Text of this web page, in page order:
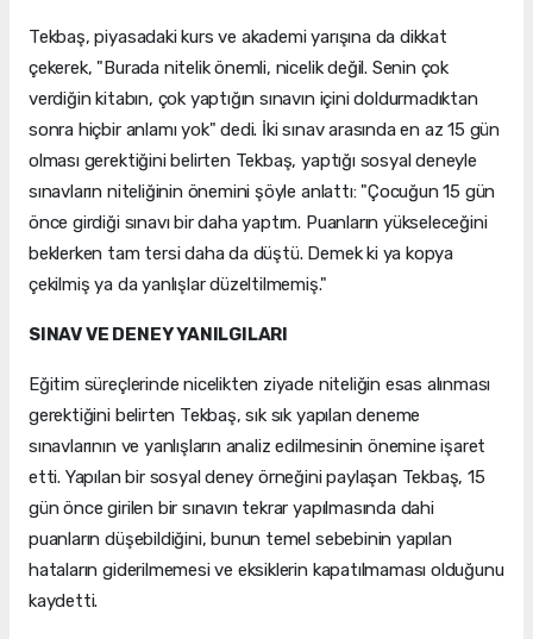
Tekbaş, piyasadaki kurs ve akademi yarışına da dikkat
çekerek, "Burada nitelik önemli, nicelik değil. Senin çok
verdiğin kitabın, çok yaptığın sınavın içini doldurmadıktan
sonra hiçbir anlamı yok" dedi. İki sınav arasında en az 15 gün
olması gerektiğini belirten Tekbaş, yaptığı sosyal deneyle
sınavların niteliğinin önemini şöyle anlattı: "Çocuğun 15 gün
önce girdiği sınavı bir daha yaptım. Puanların yükseleceğini
beklerken tam tersi daha da düştü. Demek ki ya kopya
çekilmiş ya da yanlışlar düzeltilmemiş."
SINAV VE DENEY YANILGILARI
Eğitim süreçlerinde nicelikten ziyade niteliğin esas alınması
gerektiğini belirten Tekbaş, sık sık yapılan deneme
sınavlarının ve yanlışların analiz edilmesinin önemine işaret
etti. Yapılan bir sosyal deney örneğini paylaşan Tekbaş, 15
gün önce girilen bir sınavın tekrar yapılmasında dahi
puanların düşebildiğini, bunun temel sebebinin yapılan
hataların giderilmemesi ve eksiklerin kapatılmaması olduğunu
kaydetti.